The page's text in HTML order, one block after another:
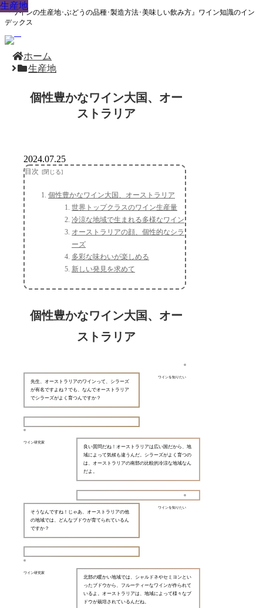
『ワインの生産地･ぶどうの品種･製造方法･美味しい飲み方』ワイン知識のイン
デックス
ホーム
生産地
個性豊かなワイン大国、オー
ストラリア
生産地
2024.07.25
目次
個性豊かなワイン大国、オーストラリア
世界トップクラスのワイン生産量
冷涼な地域で生まれる多様なワイン
オーストラリアの顔、個性的なシラ
ーズ
多彩な味わいが楽しめる
新しい発見を求めて
個性豊かなワイン大国、オー
ストラリア
ワインを知りたい
先生、オーストラリアのワインって、シラーズ
が有名ですよね？でも、なんでオーストラリア
でシラーズがよく育つんですか？
ワイン研究家
良い質問だね！オーストラリアは広い国だから、地
域によって気候も違うんだ。シラーズがよく育つの
は、オーストラリアの南部の比較的冷涼な地域なん
だよ。
ワインを知りたい
そうなんですね！じゃあ、オーストラリアの他
の地域では、どんなブドウが育てられているん
ですか？
ワイン研究家
北部の暖かい地域では、シャルドネやセミヨンとい
ったブドウから、フルーティーなワインが作られて
いるよ。オーストラリアは、地域によって様々なブ
ドウが栽培されているんだね。
生産地
生産地
生産地
生産地
生産地
生産地
生産地
生産地